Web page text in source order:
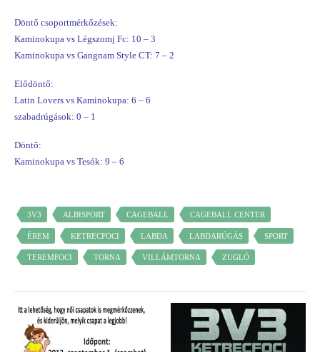
Döntő csoportmérkőzések:
Kaminokupa vs Légszomj Fc: 10 – 3
Kaminokupa vs Gangnam Style CT: 7 – 2
Elődöntő:
Latin Lovers vs Kaminokupa: 6 – 6
szabadrúgások: 0 – 1
Döntő:
Kaminokupa vs Tesók: 9 – 6
3V3 ALBISPORT CAGEBALL CAGEBALL CENTER
ÉREM KETRECFOCI LABDA LABDARÚGÁS SPORT
TEREMFOCI TORNA VILLÁMTORNA ZUGLÓ